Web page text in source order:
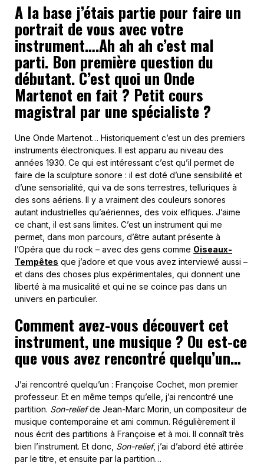
A la base j’étais partie pour faire un
portrait de vous avec votre
instrument….Ah ah ah c’est mal
parti. Bon première question du
débutant. C’est quoi un Onde
Martenot en fait ? Petit cours
magistral par une spécialiste ?
Une Onde Martenot… Historiquement c’est un des premiers
instruments électroniques. Il est apparu au niveau des
années 1930. Ce qui est intéressant c’est qu’il permet de
faire de la sculpture sonore : il est doté d’une sensibilité et
d’une sensorialité, qui va de sons terrestres, telluriques à
des sons aériens. Il y a vraiment des couleurs sonores
autant industrielles qu’aériennes, des voix elfiques. J’aime
ce chant, il est sans limites. C’est un instrument qui me
permet, dans mon parcours, d’être autant présente à
l’Opéra que du rock – avec des gens comme Oiseaux-
Tempêtes que j’adore et que vous avez interviewé aussi –
et dans des choses plus expérimentales, qui donnent une
liberté à ma musicalité et qui ne se coince pas dans un
univers en particulier.
Comment avez-vous découvert cet
instrument, une musique ? Ou est-ce
que vous avez rencontré quelqu’un…
J’ai rencontré quelqu’un : Françoise Cochet, mon premier
professeur. Et en même temps qu’elle, j’ai rencontré une
partition. Son-reliefde Jean-Marc Morin, un compositeur de
musique contemporaine et ami commun. Régulièrement il
nous écrit des partitions à Françoise et à moi. Il connaît très
bien l’instrument. Et donc, Son-relief, j’ai d’abord été attirée
par le titre, et ensuite par la partition…